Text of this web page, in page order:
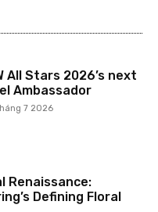
All Stars 2026’s next
Ambassador
7 2026
Renaissance:
Defining Floral